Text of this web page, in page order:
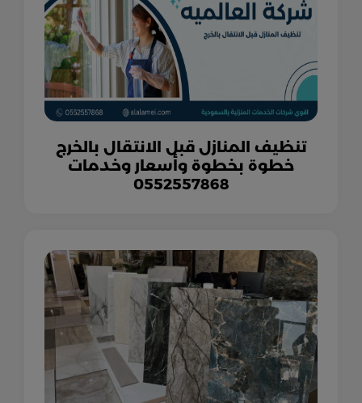
تنظيف المنازل قبل الانتقال بالخرج
خطوة بخطوة وأسعار وخدمات
0552557868